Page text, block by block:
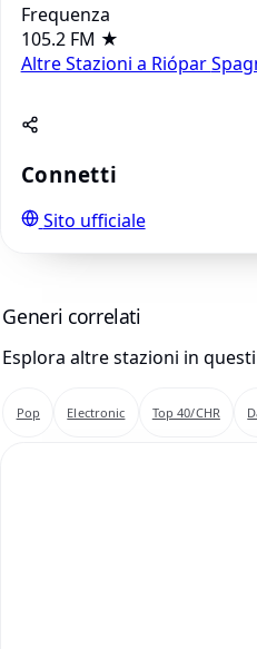
Frequenza
105.2 FM ★
Altre Stazioni a Riópar
Connetti
Sito ufficiale
Generi correlati
Esplora altre stazioni in
Pop Electronic Top 40/CHR